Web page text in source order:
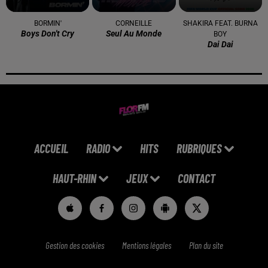
BORMIN'
Boys Don't Cry
CORNEILLE
Seul Au Monde
SHAKIRA FEAT. BURNA
BOY
Dai Dai
ACCUEIL RADIO HITS RUBRIQUES
HAUT-RHIN JEUX CONTACT
Gestion des cookies Mentions légales Plan du site